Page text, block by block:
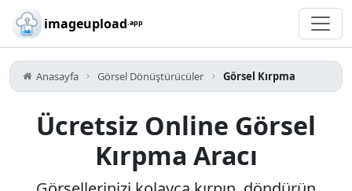
Skip to main content
imageupload.app
Anasayfa Görsel Dönüştürücüler Görsel Kırpma
Ücretsiz Online Görsel
Kırpma Aracı